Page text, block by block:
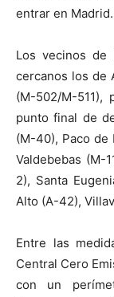
entrar en Madrid.
Los vecinos de
cercanos los de
(M-502/M-
punto final de
(M-40), Paco de
Valdebebas (M-
2), Santa
Alto (A-42),
Entre las
Central Cero
con un